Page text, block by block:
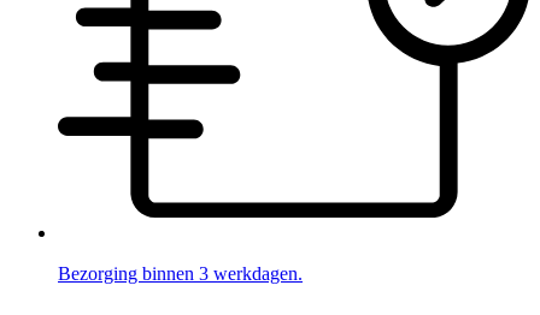
Bezorging binnen 3 werkdagen.